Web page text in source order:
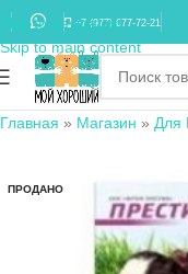
Skip to navigation
Skip to main content
+7 (977) 677-72-21
Главная » Магазин » Для
ПРОДАНО